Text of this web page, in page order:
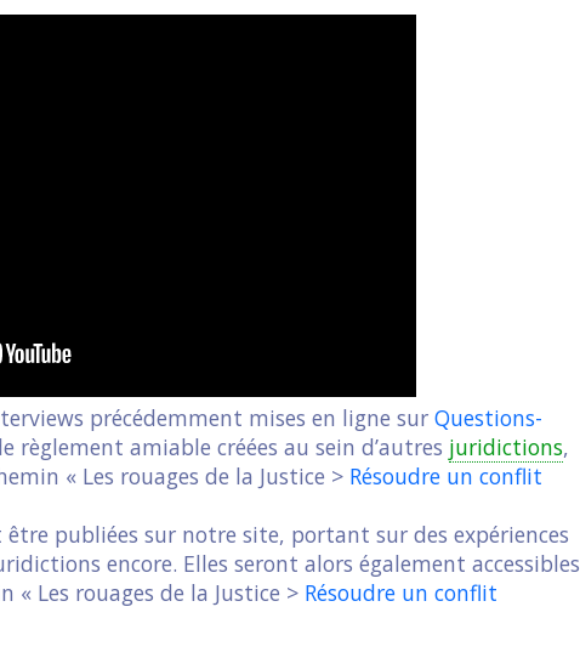
précédemment mises en ligne sur Questions-
règlement amiable créées au sein d’autres juridictions,
« Les rouages de la Justice > Résoudre un conflit
être publiées sur notre site, portant sur des expériences
encore. Elles seront alors également accessibles
Les rouages de la Justice > Résoudre un conflit